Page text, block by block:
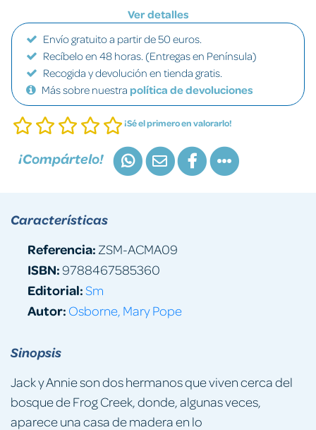
Ver detalles
Envío gratuito a partir de 50 euros.
Recíbelo en 48 horas. (Entregas en Península)
Recogida y devolución en tienda gratis.
Más sobre nuestra política de devoluciones
¡Sé el primero en valorarlo!
¡Compártelo!
Sinopsis
Jack y Annie son dos hermanos que viven cerca del
bosque de Frog Creek, donde, algunas veces,
aparece una casa de madera en lo
Características
Referencia: ZSM-ACMA09
ISBN:9788467585360
Editorial:Sm
Autor: Osborne, Mary Pope